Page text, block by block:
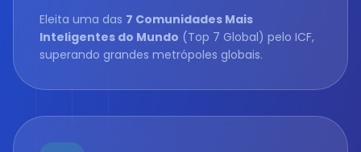
Eleita uma das 7 Comunidades Mais
Inteligentes do Mundo (Top 7 Global) pelo ICF,
superando grandes metrópoles globais.